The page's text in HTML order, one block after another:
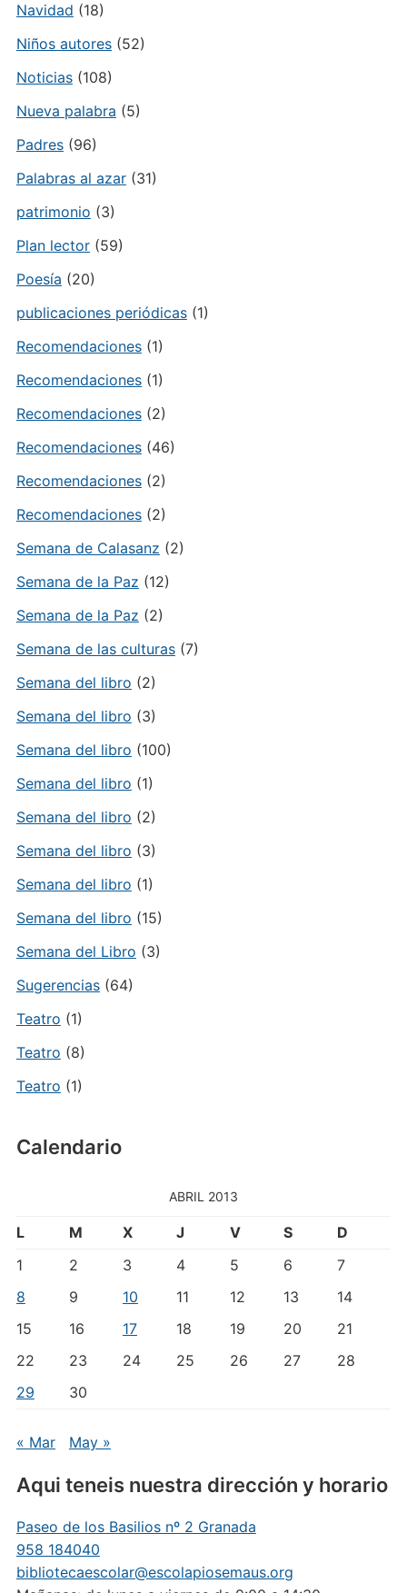
Navidad (18)
Niños autores(52)
Noticias(108)
Nueva palabra (5)
Padres(96)
Palabras al azar(31)
patrimonio (3)
Plan lector(59)
Poesía (20)
publicaciones periódicas(1)
Recomendaciones(1)
Recomendaciones(1)
Recomendaciones(2)
Recomendaciones(46)
Recomendaciones(2)
Recomendaciones(2)
Semana de Calasanz (2)
Semana de la Paz (12)
Semana de la Paz (2)
Semana de las culturas(7)
Semana del libro (2)
Semana del libro (3)
Semana del libro (100)
Semana del libro (1)
Semana del libro (2)
Semana del libro (3)
Semana del libro (1)
Semana del libro (15)
Semana del Libro (3)
Sugerencias(64)
Teatro (1)
Teatro (8)
Teatro (1)
Calendario
ABRIL 2013
L M X J V S
D
1
2 3 4 5 6
7
8
9 10 11 12 13
14
15
16 17 18 19 20
21
22
23 24 25 26 27
28
29
30
« Mar May »
Aqui teneis nuestra dirección y horario
Paseo de los Basilios nº 2 Granada
958 184040
bibliotecaescolar@escolapiosemaus.org